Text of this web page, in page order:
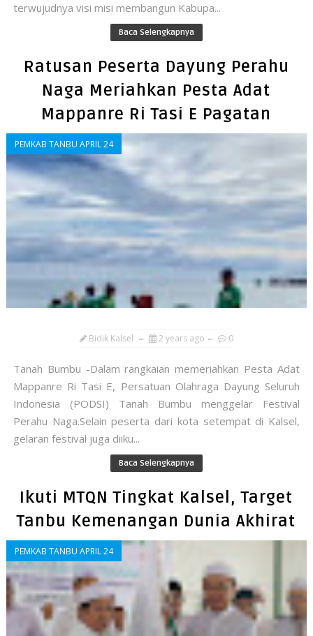
terwujudnya visi misi membangun Kabupa...
Baca Selengkapnya
Ratusan Peserta Dayung Perahu
Naga Meriahkan Pesta Adat
Mappanre Ri Tasi E Pagatan
PEMKAB TANBU APRIL 24
Bidik Kalsel 2 years ago 0
Tanah Bumbu -Dalam rangkaian memeriahkan Pesta Adat
Mappanre Ri Tasi E, Persatuan Olahraga Dayung Seluruh
Indonesia (PODSI) Tanah Bumbu menggelar Festival
Perahu Naga.Selain peserta dari kota setempat di Kalsel,
gelaran festival juga diiku...
Baca Selengkapnya
Ikuti MTQN Tingkat Kalsel, Target
Tanbu Kemenangan Dunia Akhirat
PEMKAB TANBU APRIL 24